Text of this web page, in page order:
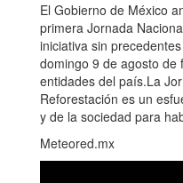
El Gobierno de México
primera Jornada
iniciativa sin
domingo 9 de agosto de
entidades del país.La
Reforestación es un
y de la sociedad para
Meteored.mx